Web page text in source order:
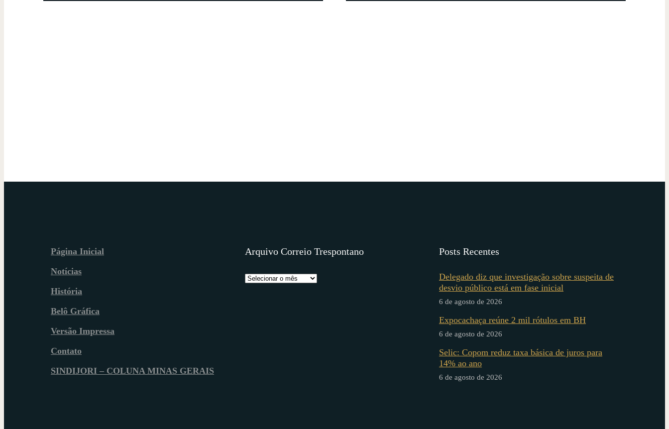
Página Inicial
Notícias
História
Belô Gráfica
Versão Impressa
Contato
SINDIJORI – COLUNA MINAS GERAIS
Arquivo Correio Trespontano Posts Recentes
Delegado diz que investigação sobre suspeita de
desvio público está em fase inicial
6 de agosto de 2026
Expocachaça reúne 2 mil rótulos em BH
6 de agosto de 2026
Selic: Copom reduz taxa básica de juros para
14% ao ano
6 de agosto de 2026